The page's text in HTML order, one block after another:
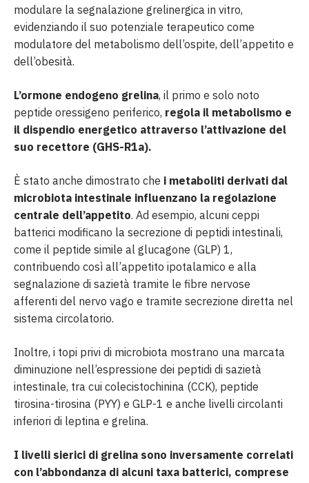
modulare la segnalazione grelinergica in vitro,
evidenziando il suo potenziale terapeutico come
modulatore del metabolismo dell’ospite, dell’appetito e
dell’obesità.
L’ormone endogeno grelina, il primo e solo noto
peptide oressigeno periferico, regola il metabolismo e
il dispendio energetico attraverso l’attivazione del
suo recettore (GHS-R1a).
È stato anche dimostrato che i metaboliti derivati ​​dal
microbiota intestinale influenzano la regolazione
centrale dell’appetito. Ad esempio, alcuni ceppi
batterici modificano la secrezione di peptidi intestinali,
come il peptide simile al glucagone (GLP) 1,
contribuendo così all’appetito ipotalamico e alla
segnalazione di sazietà tramite le fibre nervose
afferenti del nervo vago e tramite secrezione diretta nel
sistema circolatorio.
Inoltre, i topi privi di microbiota mostrano una marcata
diminuzione nell’espressione dei peptidi di sazietà
intestinale, tra cui colecistochinina (CCK), peptide
tirosina-tirosina (PYY) e GLP-1 e anche livelli circolanti
inferiori di leptina e grelina.
I livelli sierici di grelina sono inversamente correlati
con l’abbondanza di alcuni taxa batterici, comprese